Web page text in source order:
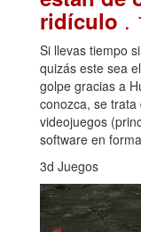
ridículo .
Si llevas tiempo
quizás este sea
golpe gracias a
conozca, se
videojuegos
software en
3d Juegos